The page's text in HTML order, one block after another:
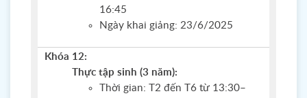
16:45
Ngày khai giảng: 23/6/2025
Khóa 12:
Thực tập sinh (3 năm):
Thời gian: T2 đến T6 từ 13:30–